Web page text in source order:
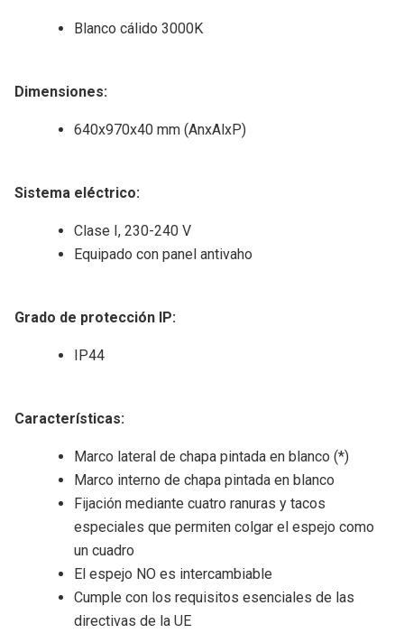
Blanco cálido 3000K
Dimensiones:
640x970x40 mm (AnxAlxP)
Sistema eléctrico:
Clase I, 230-240 V
Equipado con panel antivaho
Grado de protección IP:
IP44
Características:
Marco lateral de chapa pintada en blanco (*)
Marco interno de chapa pintada en blanco
Fijación mediante cuatro ranuras y tacos
especiales que permiten colgar el espejo como
un cuadro
El espejo NO es intercambiable
Cumple con los requisitos esenciales de las
directivas de la UE